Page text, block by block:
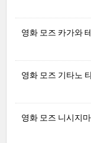
영화 모즈 카가와
영화 모즈 기타노
영화 모즈 니시지마